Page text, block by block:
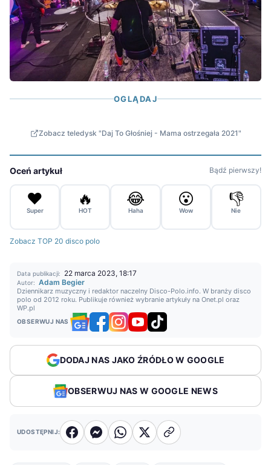
OGLĄDAJ
Zobacz teledysk "Daj To Głośniej - Mama ostrzegała 2021"
Oceń artykuł Bądź pierwszy!
❤️
Super
🔥
HOT
😂
Haha
😮
Wow
👎
Nie
Zobacz TOP 20 disco polo
Data publikacji: 22 marca 2023, 18:17
Autor: Adam Begier
Dziennikarz muzyczny i redaktor naczelny Disco-Polo.info. W branży disco
polo od 2012 roku. Publikuje również wybranie artykuły na Onet.pl oraz
WP.pl
OBSERWUJ NAS
DODAJ NAS JAKO ŹRÓDŁO W GOOGLE
OBSERWUJ NAS W GOOGLE NEWS
UDOSTĘPNIJ: